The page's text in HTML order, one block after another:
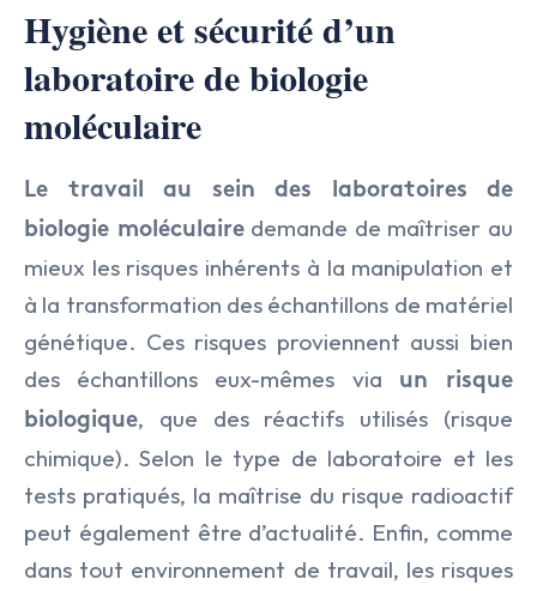
Hygiène et sécurité d’un
laboratoire de biologie
moléculaire
Le travail au sein des laboratoires de
biologie moléculairedemande de maîtriser au
mieux les risques inhérents à la manipulation et
à la transformation des échantillons de matériel
génétique. Ces risques proviennent aussi bien
des échantillons eux-mêmes via
un risque
biologique, que des réactifs utilisés (risque
chimique). Selon le type de laboratoire et les
tests pratiqués, la maîtrise du risque radioactif
peut également être d’actualité. Enfin, comme
dans tout environnement de travail, les risques